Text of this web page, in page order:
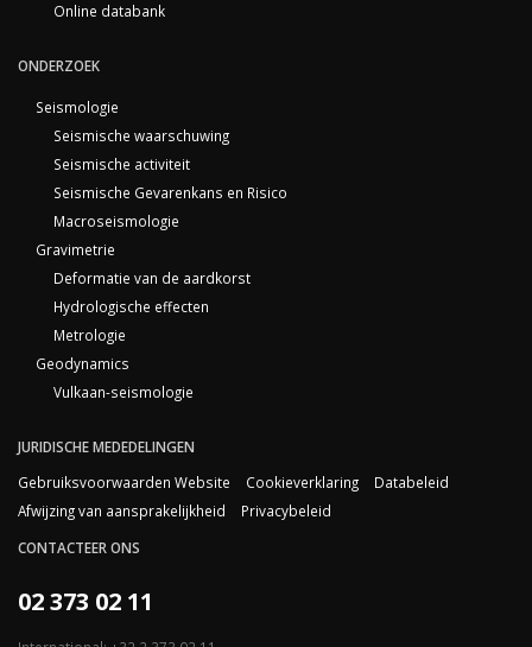
Online databank
ONDERZOEK
Seismologie
Seismische waarschuwing
Seismische activiteit
Seismische Gevarenkans en Risico
Macroseismologie
Gravimetrie
Deformatie van de aardkorst
Hydrologische effecten
Metrologie
Geodynamics
Vulkaan-seismologie
JURIDISCHE MEDEDELINGEN
Gebruiksvoorwaarden Website
Cookieverklaring
Databeleid
Afwijzing van aansprakelijkheid
Privacybeleid
CONTACTEER ONS
02 373 02 11